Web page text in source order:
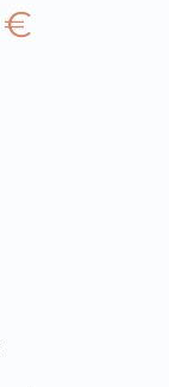
€